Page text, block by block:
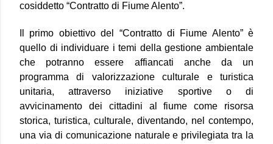
cosiddetto “Contratto di Fiume Alento”.
Il primo obiettivo del “Contratto di Fiume Alento” è
quello di individuare i temi della gestione ambientale
che potranno essere affiancati anche da un
programma di valorizzazione culturale e turistica
unitaria, attraverso iniziative sportive o di
avvicinamento dei cittadini al fiume come risorsa
storica, turistica, culturale, diventando, nel contempo,
una via di comunicazione naturale e privilegiata tra la